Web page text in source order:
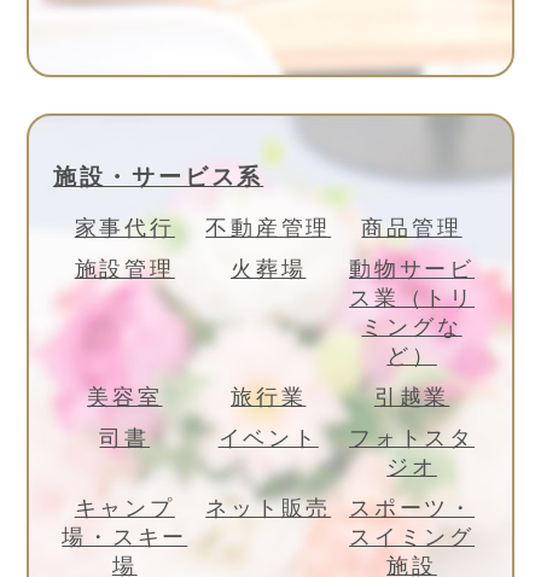
施設・サービス系
家事代行 不動産管理
商品管理
施設管理
火葬場
動物サービ
ス業（トリ
ミングな
ど）
美容室
旅行業
引越業
司書
イベント
フォトスタ
ジオ
キャンプ
場・スキー
場
ネット販売
スポーツ・
スイミング
施設